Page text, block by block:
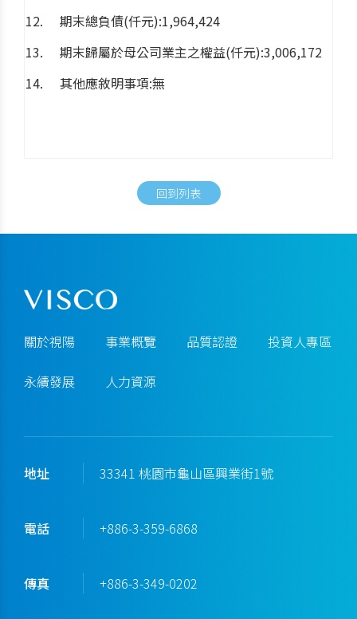
期末總負債(仟元):1,964,424
期末歸屬於母公司業主之權益(仟元):3,006,172
其他應敘明事項:無
回到列表
關於視陽 事業概覽 品質認證 投資人專區
永續發展 人力資源
地址 33341 桃園市龜山區興業街1號
電話 +886-3-359-6868
傳真 +886-3-349-0202